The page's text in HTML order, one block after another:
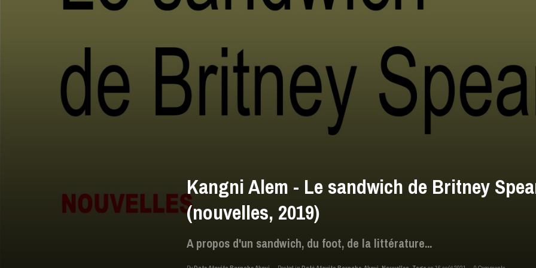
Kangni Alem - Le sandwich de Britney
(nouvelles, 2019)
A propos d'un sandwich, du foot, de la littérature...